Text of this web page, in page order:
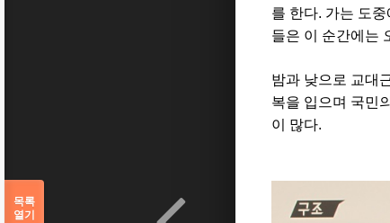
를 한다. 가는 도
들은 이 순간에는
밤과 낮으로 교대
복을 입으며 국민
이 많다.
목록
열기